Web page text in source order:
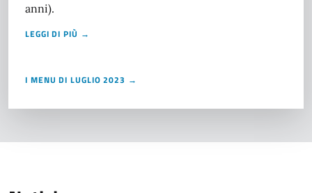
anni).
LEGGI DI PIÙ →
I MENU DI LUGLIO 2023 →